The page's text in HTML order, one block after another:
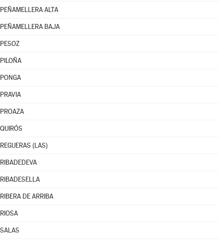
PEÑAMELLERA ALTA
PEÑAMELLERA BAJA
PESOZ
PILOÑA
PONGA
PRAVIA
PROAZA
QUIRÓS
REGUERAS (LAS)
RIBADEDEVA
RIBADESELLA
RIBERA DE ARRIBA
RIOSA
SALAS